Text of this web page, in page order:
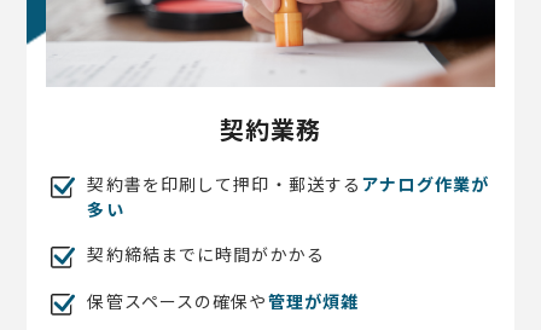
契約業務
契約書を印刷して押印・郵送する アナログ作業が
多い
契約締結までに時間がかかる
保管スペースの確保や管理が煩雑